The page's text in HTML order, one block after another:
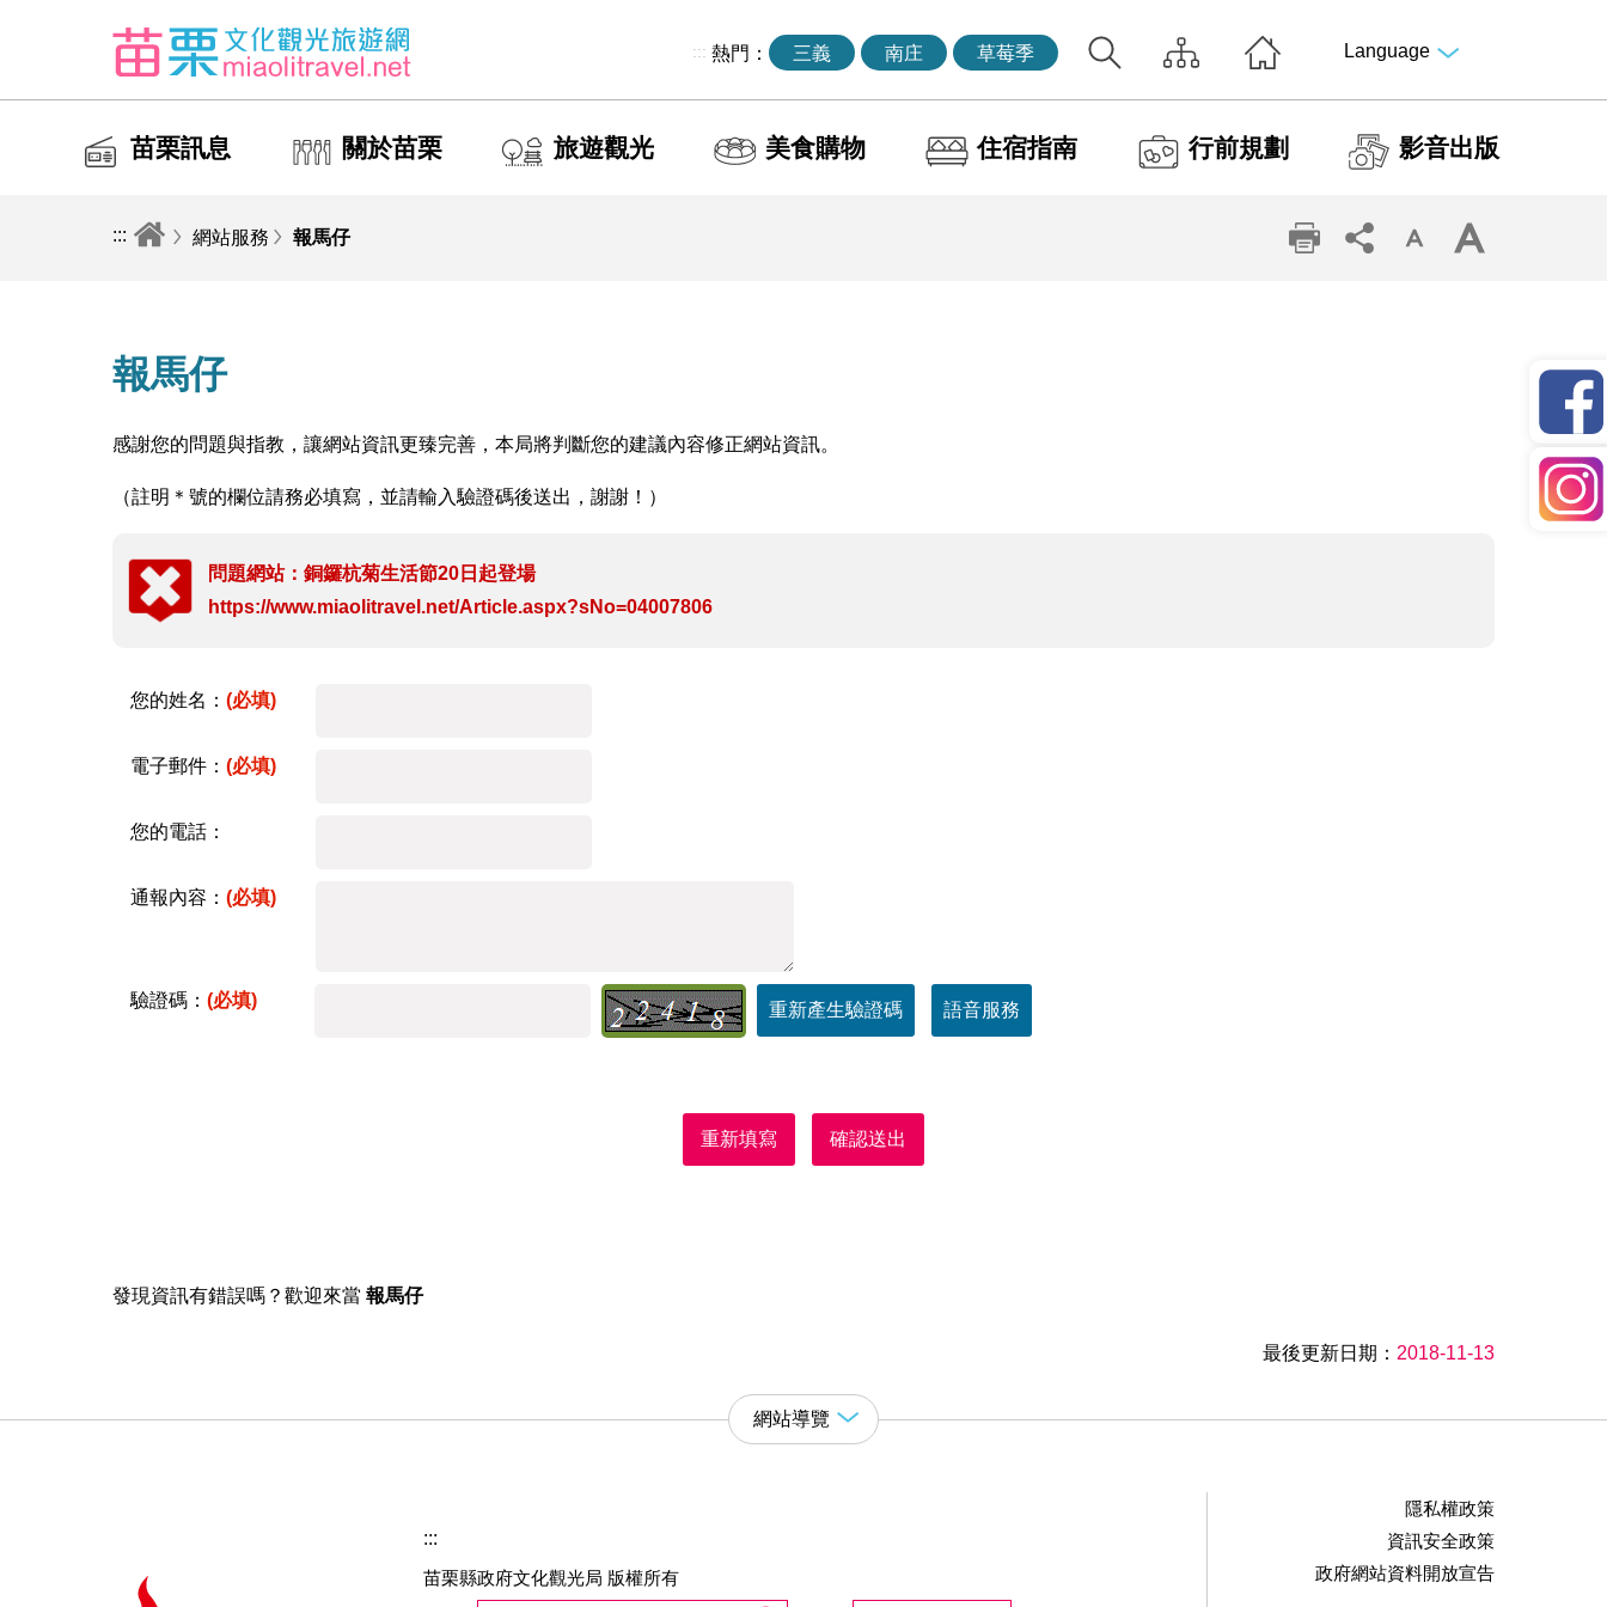
::: 熱門： 三義 南庄 草莓季 Language
苗栗訊息 關於苗栗 旅遊觀光 美食購物 住宿指南 行前規劃 影音出版
::: 網站服務 報馬仔
報馬仔
感謝您的問題與指教，讓網站資訊更臻完善，本局將判斷您的建議內容修正網站資訊。
（註明＊號的欄位請務必填寫，並請輸入驗證碼後送出，謝謝！）
問題網站：銅鑼杭菊生活節20日起登場
https://www.miaolitravel.net/Article.aspx?sNo=04007806
您的姓名：(必填)
電子郵件：(必填)
您的電話：
通報內容：(必填)
驗證碼：(必填) 重新產生驗證碼 語音服務
重新填寫 確認送出
發現資訊有錯誤嗎？歡迎來當報馬仔
最後更新日期： 2018-11-13
網站導覽
:::
苗栗縣政府文化觀光局 版權所有
隱私權政策
資訊安全政策
政府網站資料開放宣告